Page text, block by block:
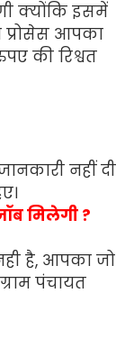
क्योंकि इसमें
आपका
की रिश्वत
नहीं दी
मिलेगी ?
है, आपका जो
पंचायत